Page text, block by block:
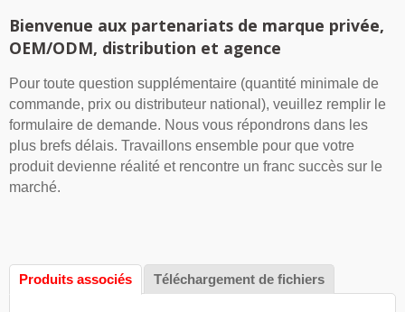
Bienvenue aux partenariats de marque privée,
OEM/ODM, distribution et agence
Pour toute question supplémentaire (quantité minimale de
commande, prix ou distributeur national), veuillez remplir le
formulaire de demande. Nous vous répondrons dans les
plus brefs délais. Travaillons ensemble pour que votre
produit devienne réalité et rencontre un franc succès sur le
marché.
Produits associés Téléchargement de fichiers